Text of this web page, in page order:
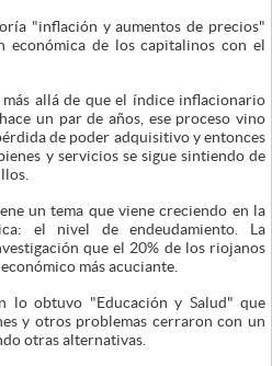
"inflación y aumentos de precios"
económica de los capitalinos con el
allá de que el índice inflacionario
un par de años, ese proceso vino
de poder adquisitivo y entonces
y servicios se sigue sintiendo de
un tema que viene creciendo en la
el nivel de endeudamiento. La
que el 20% de los riojanos
más acuciante.
lo obtuvo "Educación y Salud" que
y otros problemas cerraron con un
otras alternativas.